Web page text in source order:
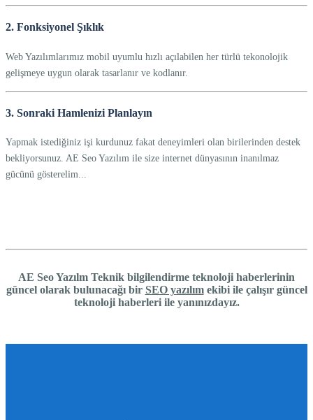
2. Fonksiyonel Şıklık
Web Yazılımlarımız mobil uyumlu hızlı açılabilen her türlü tekonolojik
gelişmeye uygun olarak tasarlanır ve kodlanır.
3. Sonraki Hamlenizi Planlayın
Yapmak istediğiniz işi kurdunuz fakat deneyimleri olan birilerinden destek
bekliyorsunuz. AE Seo Yazılım ile size internet dünyasının inanılmaz
gücünü gösterelim...
AE Seo Yazılm Teknik bilgilendirme teknoloji haberlerinin
güncel olarak bulunacağı bir SEO yazılımekibi ile çalışır güncel
teknoloji haberleri ile yanınızdayız.